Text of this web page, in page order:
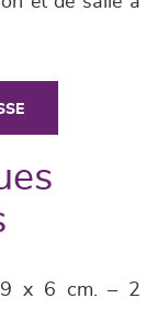
9 x 6 cm. – 2